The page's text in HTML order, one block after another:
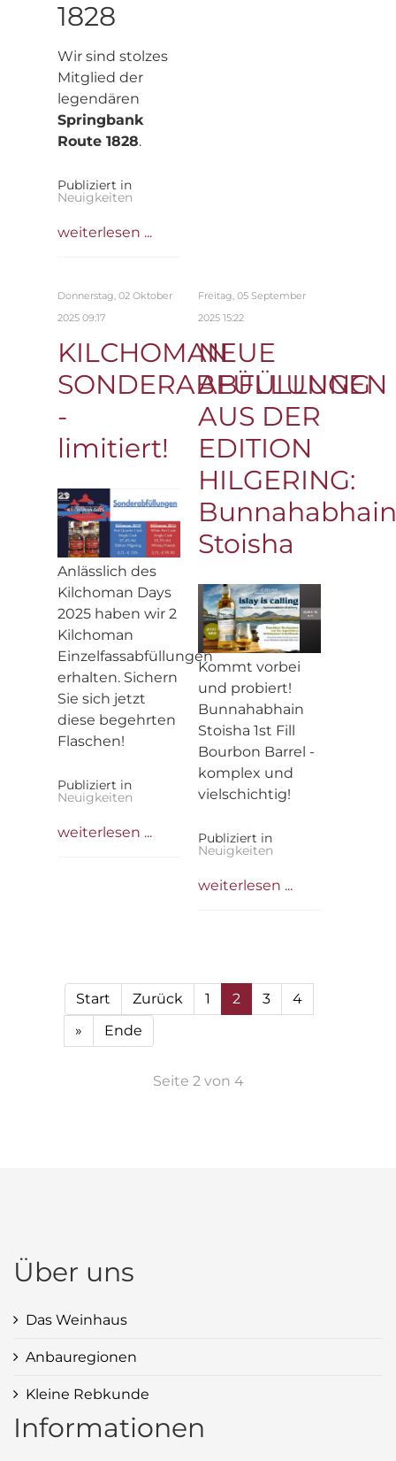
1828
Wir sind stolzes
Mitglied der
legendären
Springbank
Route 1828.
Publiziert in
Neuigkeiten
weiterlesen ...
Donnerstag, 02 Oktober
2025 09:17
KILCHOMAN
SONDERABFÜLLUNGEN
-
limitiert!
Anlässlich des
Kilchoman Days
2025 haben wir 2
Kilchoman
Einzelfassabfüllungen
erhalten. Sichern
Sie sich jetzt
diese begehrten
Flaschen!
Publiziert in
Neuigkeiten
weiterlesen ...
Freitag, 05 September
2025 15:22
NEUE
ABFÜLLUNG
AUS DER
EDITION
HILGERING:
Bunnahabhain
Stoisha
Kommt vorbei
und probiert!
Bunnahabhain
Stoisha 1st Fill
Bourbon Barrel -
komplex und
vielschichtig!
Publiziert in
Neuigkeiten
weiterlesen ...
Start Zurück 1 2 3
4
»
Ende
Seite 2 von 4
Über uns
Das Weinhaus
Anbauregionen
Kleine Rebkunde
Informationen